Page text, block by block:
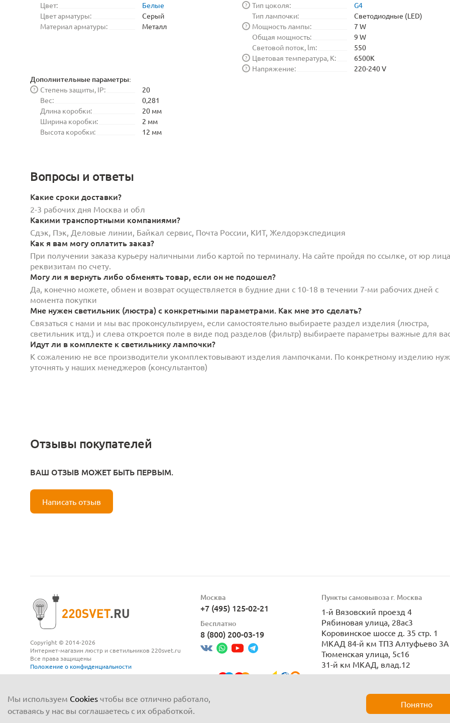
Цвет:
Белые
Цвет арматуры:
Серый
Материал арматуры:
Металл
Тип цоколя:
?
G4
Тип лампочки:
Светодиодные (LED)
Мощность лампы:
?
7 W
Общая мощность:
9 W
Световой поток, lm:
550
Цветовая температура, K:
?
6500K
Напряжение:
? 220-240 V
Дополнительные параметры:
Степень защиты, IP:
?
20
Вес:
0,281
Длина коробки:
20 мм
Ширина коробки:
2 мм
Высота коробки:
12 мм
Вопросы и ответы
Какие сроки доставки?
2-3 рабочих дня Москва и обл
Какими транспортными компаниями?
Сдэк, Пэк, Деловые линии, Байкал сервис, Почта России, КИТ, Желдорэкспедиция
Как я вам могу оплатить заказ?
При получении заказа курьеру наличными либо картой по терминалу. На сайте пройдя по ссылке, от юр
реквизитам по счету.
Могу ли я вернуть либо обменять товар, если он не подошел?
Да, конечно можете, обмен и возврат осуществляется в будние дни с 10-18 в течении 7-ми рабочих дней с
момента покупки
Мне нужен светильник (люстра) с конкретными параметрами. Как мне это сделать?
Связаться с нами и мы вас проконсультируем, если самостоятельно выбираете раздел изделия (люстра,
светильник итд.) и слева откроется поле в виде под разделов (фильтр) выбираете параметры важные для
Идут ли в комплекте к светильнику лампочки?
К сожалению не все производители укомплектовывают изделия лампочками. По конкретному изделию
уточнять у наших менеджеров (консультантов)
Отзывы покупателей
ВАШ ОТЗЫВ МОЖЕТ БЫТЬ ПЕРВЫМ.
Написать отзыв
Copyright © 2014-2026
Интернет-магазин люстр и светильников 220svet.ru
Все права защищены
Положение о конфиденциальности
Москва
+7 (495) 125-02-21
Бесплатно
8 (800) 200-03-19
Пункты самовывоза г. Москва
1-й Вязовский проезд 4
Рябиновая улица, 28ас3
Коровинское шоссе д. 35 стр. 1
МКАД 84-й км ТПЗ Алтуфьево 3А
Тюменская улица, 5с16
31-й км МКАД, влад.12
Мы используем Cookies чтобы все отлично работало,
оставаясь у нас вы соглашаетесь с их обработкой.
Понятно